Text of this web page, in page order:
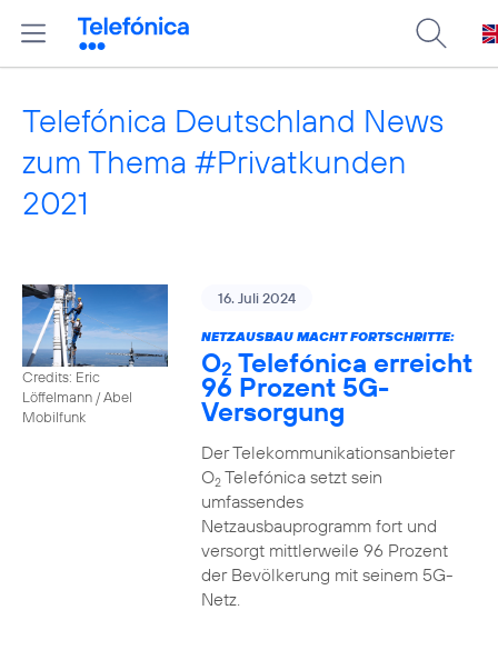
Telefónica Deutschland News
zum Thema #Privatkunden
2021
Credits: Eric
Löffelmann / Abel
Mobilfunk
16. Juli 2024
NETZAUSBAU MACHT FORTSCHRITTE:
O2 Telefónica erreicht
96 Prozent 5G-
Versorgung
Der Telekommunikationsanbieter
O2Telefónica setzt sein
umfassendes
Netzausbauprogramm fort und
versorgt mittlerweile 96 Prozent
der Bevölkerung mit seinem 5G-
Netz.